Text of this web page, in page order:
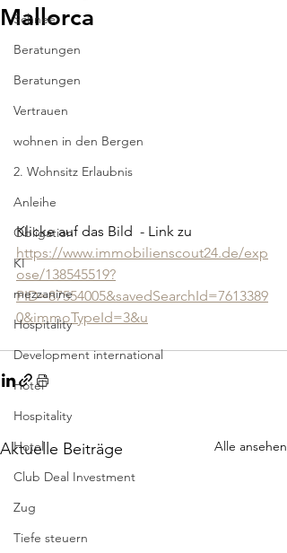
Schnee
Beratungen
Beratungen
Vertrauen
wohnen in den Bergen
2. Wohnsitz Erlaubnis
Anleihe
Obligation
KI
mezzanine
Hospitality
Development international
Hotel
Hospitality
Hotel
Club Deal Investment
Zug
Tiefe steuern
Mallorca
Klicke auf das Bild  - Link zu
https://www.immobilienscout24.de/exp
ose/138545519?
PID=87554005&savedSearchId=7613389
0&immoTypeId=3&u
Aktuelle Beiträge Alle ansehen